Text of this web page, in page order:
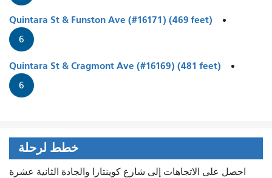
Quintara St & Funston Ave (#16171) (469 feet)
6
Quintara St & Cragmont Ave (#16169) (481 feet)
6
خطط لرحلة
احصل على الاتجاهات إلى شارع كوينتارا والجادة الثانية عشرة